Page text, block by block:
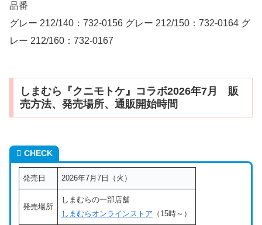
品番
グレー 212/140：732-0156 グレー 212/150：732-0164 グ
レー 212/160：732-0167
しまむら『クニモトケ』コラボ2026年7月 販
売方法、発売場所、通販開始時間
CHECK
発売日 2026年7月7日（火）
発売場所
しまむらの一部店舗
しまむらオンラインストア （15時～）